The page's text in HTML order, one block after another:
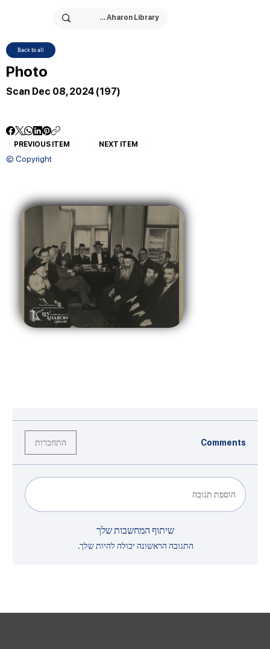
Back to all
Photo
Scan Dec 08, 2024 (197)
PREVIOUS ITEM NEXT ITEM
© Copyright
Comments התחברות
הוספת תגובה
שיתוף המחשבות שלך
התגובה הראשונה יכולה להיות שלך.